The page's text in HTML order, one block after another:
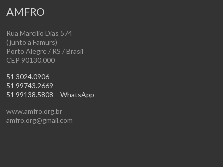
AMFRO
Rua Marcílio Dias 574
( junto a Famurs)
Porto Alegre / RS / Brasil
CEP 90130.000
51 3024.0906
51 99743.2669
51 99138.5808 – WhatsApp
www.amfro.org.br
amfro.org@gmail.com